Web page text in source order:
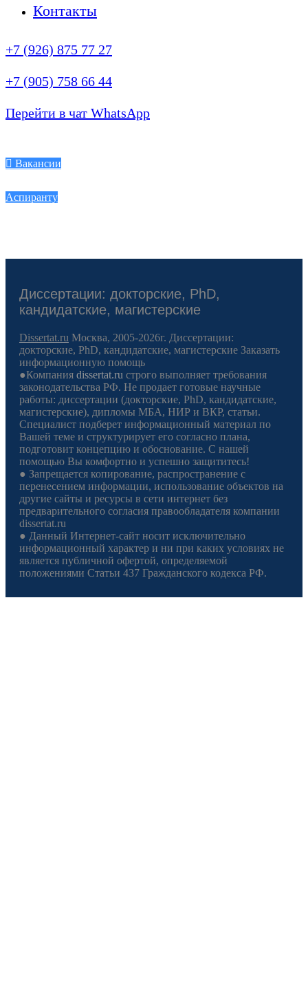
Контакты
+7 (926) 875 77 27
+7 (905) 758 66 44
Перейти в чат WhatsApp
Вакансии
Аспиранту
Диссертации: докторские, PhD,
кандидатские, магистерские
Dissertat.ru Москва, 2005-2026г. Диссертации:
докторские, PhD, кандидатские, магистерские Заказать
информационную помощь
●Компания dissertat.ru строго выполняет требования
законодательства РФ. Не продает готовые научные
работы: диссертации (докторские, PhD, кандидатские,
магистерские), дипломы МБА, НИР и ВКР, статьи.
Специалист подберет информационный материал по
Вашей теме и структурирует его согласно плана,
подготовит концепцию и обоснование. С нашей
помощью Вы комфортно и успешно защититесь!
● Запрещается копирование, распространение с
перенесением информации, использование объектов на
другие сайты и ресурсы в сети интернет без
предварительного согласия правообладателя компании
dissertat.ru
● Данный Интернет-сайт носит исключительно
информационный характер и ни при каких условиях не
является публичной офертой, определяемой
положениями Статьи 437 Гражданского кодекса РФ.